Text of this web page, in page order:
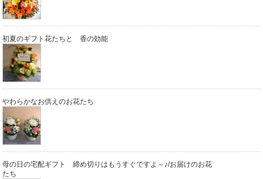
初夏のギフト花たちと 香の効能
やわらかなお供えのお花たち
母の日の宅配ギフト 締め切りはもうすぐですよ～♪/お届けのお花
たち